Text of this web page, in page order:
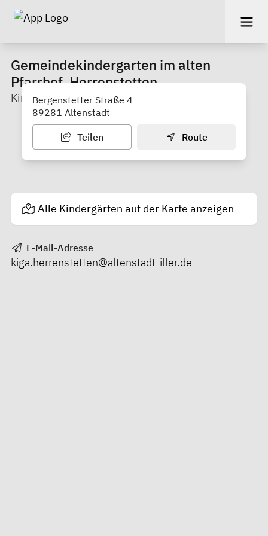
Gemeindekindergarten im alten
Pfarrhof, Herrenstetten
Kindergarten
Bergenstetter Straße 4
89281 Altenstadt
Teilen Route
Alle Kindergärten auf der Karte anzeigen
E-Mail-Adresse
kiga.herrenstetten@altenstadt-iller.de